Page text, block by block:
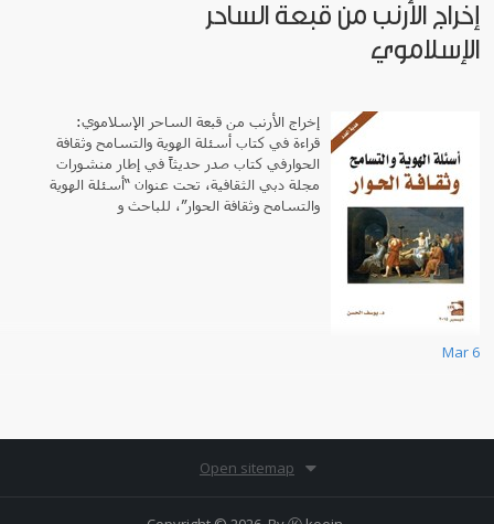
إخراج الأرنب من قبعة الساحر
الإسلاموي
إخراج الأرنب من قبعة الساحر الإسلاموي:
قراءة في كتاب أسئلة الهوية والتسامح وثقافة
الحوارفي كتاب صدر حديثاً في إطار منشورات
مجلة دبي الثقافية، تحت عنوان “أسئلة الهوية
والتسامح وثقافة الحوار”، للباحث و
Mar 6
Open sitemap